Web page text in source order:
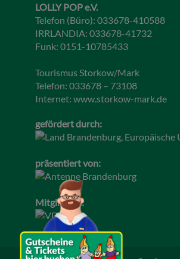
LOLLY POP e.V.
Telefon (Büro): 033678-410588
IRRLANDIA: 033678-41732
Funk: 0151-10785433
Tourismus Storkow/Mark
Telefon: 033678 – 73108
Internet: www.storkow-mark.de
gefördert durch:
präsentiert von:
Mitglied im: